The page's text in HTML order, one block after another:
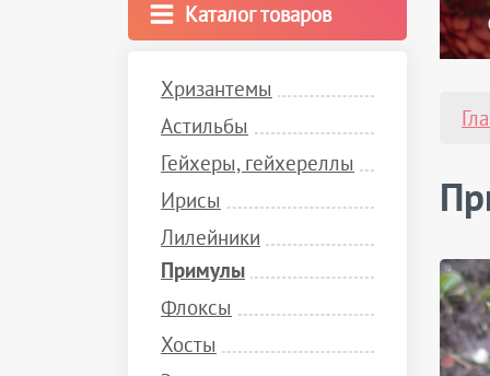
Каталог товаров
Хризантемы
Астильбы
Гейхеры, гейхереллы
Ирисы
Лилейники
Примулы
Флоксы
Хосты